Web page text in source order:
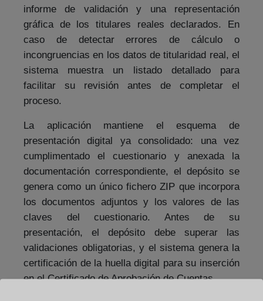
informe de validación y una representación
gráfica de los titulares reales declarados. En
caso de detectar errores de cálculo o
incongruencias en los datos de titularidad real, el
sistema muestra un listado detallado para
facilitar su revisión antes de completar el
proceso.
La aplicación mantiene el esquema de
presentación digital ya consolidado: una vez
cumplimentado el cuestionario y anexada la
documentación correspondiente, el depósito se
genera como un único fichero ZIP que incorpora
los documentos adjuntos y los valores de las
claves del cuestionario. Antes de su
presentación, el depósito debe superar las
validaciones obligatorias, y el sistema genera la
certificación de la huella digital para su inserción
en el Certificado de Aprobación de Cuentas.